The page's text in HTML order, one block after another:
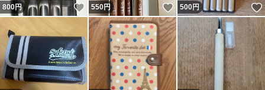
800円 いいね！
550円 いいね！
500円